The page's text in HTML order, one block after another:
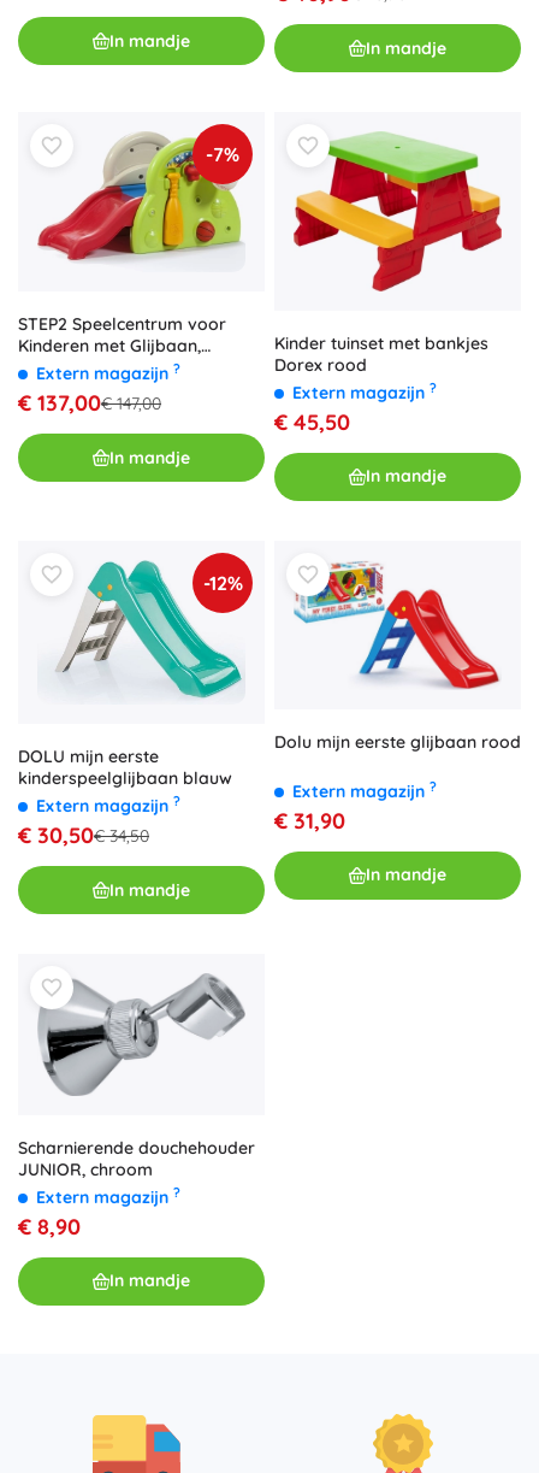
In mandje In mandje
-7%
STEP2 Speelcentrum voor
Kinderen met Glijbaan,
Basketbal en Honkbal
Extern magazijn ?
€ 137,00€ 147,00
In mandje
Kinder tuinset met bankjes
Dorex rood
Extern magazijn ?
€ 45,50
In mandje
-12%
DOLU mijn eerste
kinderspeelglijbaan blauw
Extern magazijn ?
€ 30,50€ 34,50
In mandje
Dolu mijn eerste glijbaan rood
Extern magazijn ?
€ 31,90
In mandje
Scharnierende douchehouder
JUNIOR, chroom
Extern magazijn ?
€ 8,90
In mandje